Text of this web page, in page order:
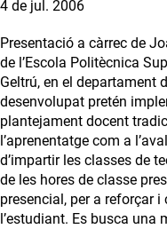
4 de jul. 2006
Presentació a càrrec de
de l’Escola Politècnica
Geltrú, en el departament
desenvolupat pretén
plantejament docent
l’aprenentatge com a
d’impartir les classes de
de les hores de classe
presencial, per a reforçar i
l’estudiant. Es busca una